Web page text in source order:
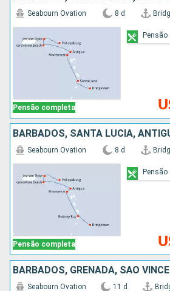
Pensão completa
Seabourn Ovation 8 d
Pensão
Pensão completa
Seabourn Ovation 8 d
Pensão
Seabourn Ovation 11 d